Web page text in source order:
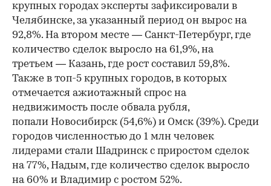
крупных городах эксперты зафиксировали в
Челябинске, за указанный период он вырос на
92,8%. На втором месте — Санкт-Петербург, где
количество сделок выросло на 61,9%, на
третьем — Казань, где рост составил 59,8%.
Также в топ-5 крупных городов, в которых
отмечается ажиотажный спрос на
недвижимость после обвала рубля,
попали Новосибирск (54,6%) и Омск (39%). Среди
городов численностью до 1 млн человек
лидерами стали Шадринск с приростом сделок
на 77%, Надым, где количество сделок выросло
на 60% и Владимир с ростом 52%.